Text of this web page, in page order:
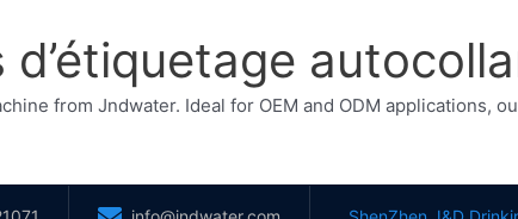
from Jndwater. Ideal for OEM and ODM applications,